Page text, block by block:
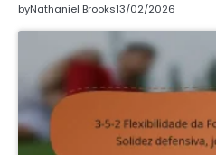
byNathaniel Brooks13/02/2026